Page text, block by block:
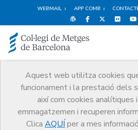
WEBMAIL APP COMB
Aquest web utilitza cookies
funcionament i la prestació dels
així com cookies analítiques
emmagatzemen i recuperen
Clica AQUÍ per a mes
Premis
Premis Guardonat Edició